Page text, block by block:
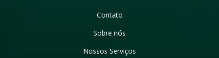
Contato
Sobre nós
Nossos Serviços